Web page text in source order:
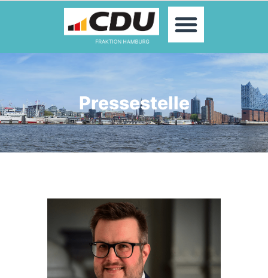
Pressestelle
MOIN!
ABGEORDNETE
THEMEN
KONTAKT
PRESSE